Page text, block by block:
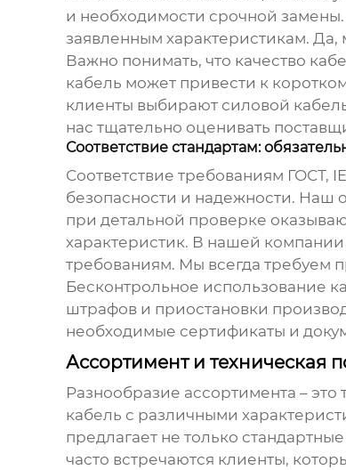
и необходимости срочной замены.
заявленным характеристикам. Да,
Важно понимать, что качество
кабель может привести к
клиенты выбирают силовой
нас тщательно оценивать
Соответствие стандартам:
Соответствие требованиям ГОСТ,
безопасности и надежности. Наш
при детальной проверке
характеристик. В нашей
требованиям. Мы всегда требуем
Бесконтрольное использование
штрафов и приостановки
необходимые сертификаты и
Ассортимент и техническая
Разнообразие ассортимента –
кабель с различными
предлагает не только
часто встречаются клиенты,